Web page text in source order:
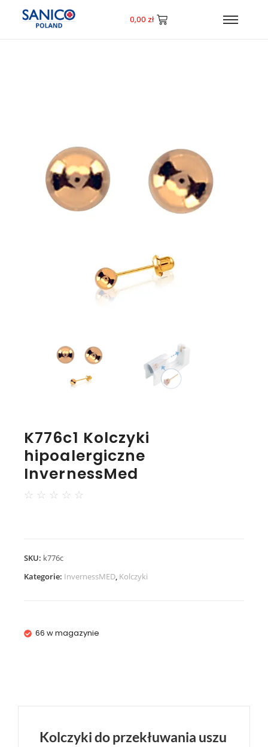
0,00 zł
K776c1 Kolczyki
hipoalergiczne
InvernessMed
☆ ☆ ☆ ☆ ☆
SKU: k776c
Kategorie: InvernessMED, Kolczyki
66 w magazynie
Kolczyki do przekłuwania uszu